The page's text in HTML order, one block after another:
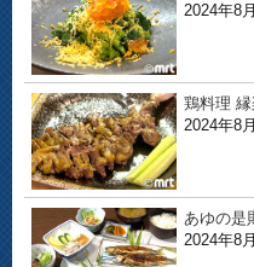
2024年8
鶏料理 縁
2024年8
あゆの是
2024年8